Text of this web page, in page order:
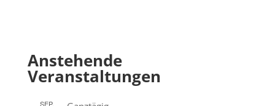
Anstehende
Veranstaltungen
SEP.